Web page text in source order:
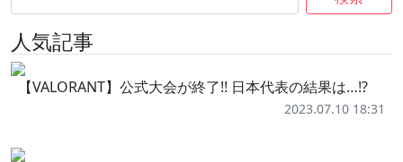
人気記事
【VALORANT】公式大会が終了!! 日本代表の結果は…!?
2023.07.10 18:31